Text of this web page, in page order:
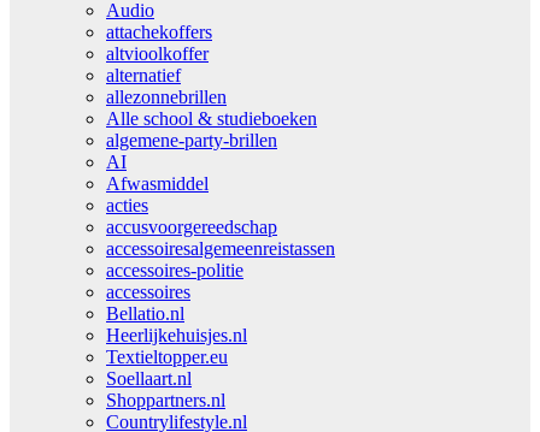
Audio
attachekoffers
altvioolkoffer
alternatief
allezonnebrillen
Alle school & studieboeken
algemene-party-brillen
AI
Afwasmiddel
acties
accusvoorgereedschap
accessoiresalgemeenreistassen
accessoires-politie
accessoires
Bellatio.nl
Heerlijkehuisjes.nl
Textieltopper.eu
Soellaart.nl
Shoppartners.nl
Countrylifestyle.nl